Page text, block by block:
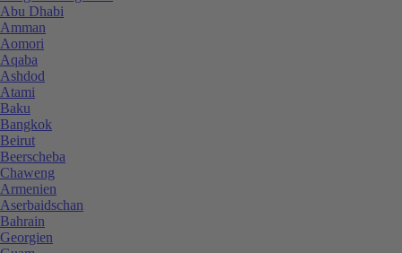
Abu Dhabi
Amman
Aomori
Aqaba
Ashdod
Atami
Baku
Bangkok
Beirut
Beerscheba
Chaweng
Armenien
Aserbaidschan
Bahrain
Georgien